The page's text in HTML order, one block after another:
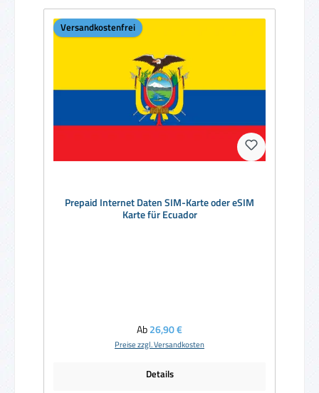
Versandkostenfrei
Prepaid Internet Daten SIM-Karte oder eSIM
Karte für Ecuador
Regulärer Preis:
Ab26,90 €
Preise zzgl. Versandkosten
Details